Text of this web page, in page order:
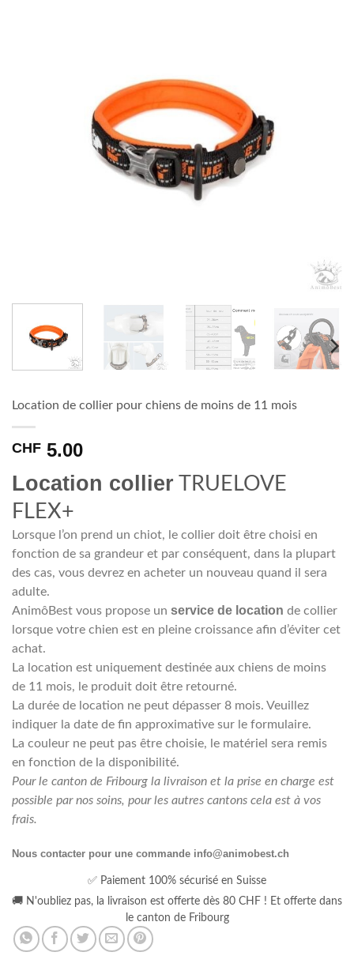
Location de collier pour chiens de moins de 11 mois
CHF 5.00
Location collier TRUELOVE
FLEX+
Lorsque l’on prend un chiot, le collier doit être choisi en
fonction de sa grandeur et par conséquent, dans la plupart
des cas, vous devrez en acheter un nouveau quand il sera
adulte.
AnimôBest vous propose un service de location de collier
lorsque votre chien est en pleine croissance afin d’éviter cet
achat.
La location est uniquement destinée aux chiens de moins
de 11 mois, le produit doit être retourné.
La durée de location ne peut dépasser 8 mois. Veuillez
indiquer la date de fin approximative sur le formulaire.
La couleur ne peut pas être choisie, le matériel sera remis
en fonction de la disponibilité.
Pour le canton de Fribourg la livraison et la prise en charge est
possible par nos soins, pour les autres cantons cela est à vos
frais.
Nous contacter pour une commande info@animobest.ch
✅ Paiement 100% sécurisé en Suisse
🚚 N'oubliez pas, la livraison est offerte dès 80 CHF ! Et offerte dans
le canton de Fribourg